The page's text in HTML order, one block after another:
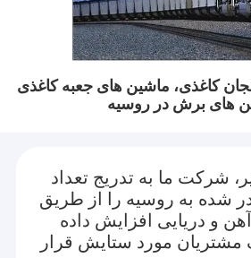
کاغذی، ماشین های جعبه کاغذی
های برش در روسیه
شرکت ما به تدریج تعداد
شده به روسیه را از طریق
و دریایی افزایش داده
مورد ستایش قرار